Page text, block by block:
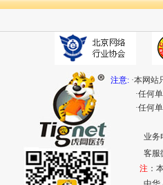
注意: ·本网
·任何
·任何
业务
客服
注 ：